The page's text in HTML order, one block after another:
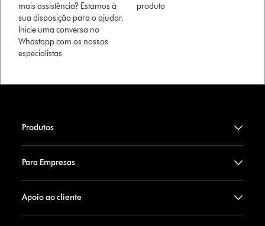
mais assistência? Estamos à
sua disposição para o ajudar.
Inicie uma conversa no
Whastapp com os nossos
especialistas
produto
Produtos
Para Empresas
Apoio ao cliente